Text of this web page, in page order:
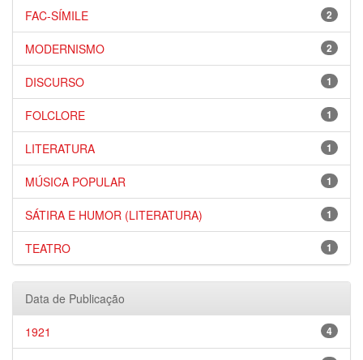
2
FAC-SÍMILE
2
MODERNISMO
1
DISCURSO
1
FOLCLORE
1
LITERATURA
1
MÚSICA POPULAR
1
SÁTIRA E HUMOR (LITERATURA)
1
TEATRO
Data de Publicação
4
1921